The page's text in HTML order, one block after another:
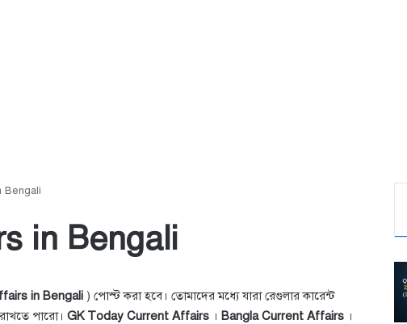
Bengali
in Bengali
in Bengali ) পোস্ট করা হবে। তোমাদের মধ্যে যারা রেগুলার কারেন্ট
পারো।GK Today Current Affairs । Bangla Current Affairs ।